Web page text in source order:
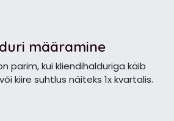
määramine
parim, kui kliendihalduriga käib
kiire suhtlus näiteks 1x kvartalis.